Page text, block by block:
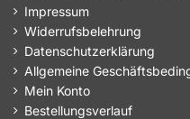
Impressum
Widerrufsbelehrung
Datenschutzerklärung
Allgemeine
Mein Konto
Bestellungsverlauf